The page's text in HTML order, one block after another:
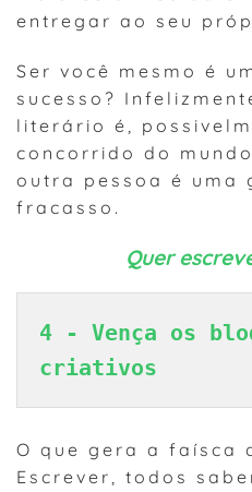
entregar ao seu
Ser você mesmo é
sucesso?
literário é,
concorrido do
outra pessoa é uma
fracasso.
Quer
4 - Vença os
criativos
O que gera a faísca
Escrever, todos